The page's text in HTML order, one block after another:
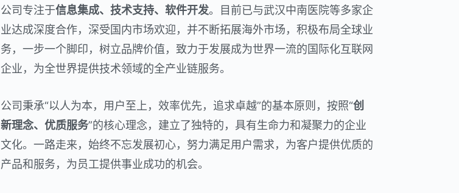
公司专注于信息集成、技术支持、软件开发。目前已与武汉中南医院等多家企
业达成深度合作，深受国内市场欢迎，并不断拓展海外市场，积极布局全球业
务，一步一个脚印，树立品牌价值，致力于发展成为世界一流的国际化互联网
企业，为全世界提供技术领域的全产业链服务。
公司秉承“以人为本，用户至上，效率优先，追求卓越”的基本原则，按照“创
新理念、优质服务”的核心理念，建立了独特的，具有生命力和凝聚力的企业
文化。一路走来，始终不忘发展初心，努力满足用户需求，为客户提供优质的
产品和服务，为员工提供事业成功的机会。